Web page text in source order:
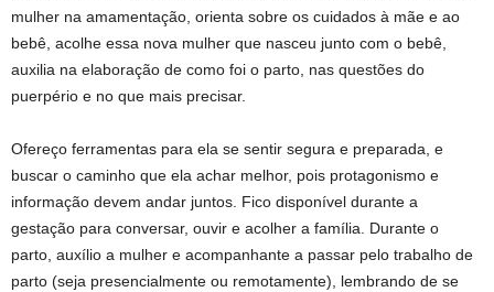
mulher na amamentação, orienta sobre os cuidados à mãe e ao
bebê, acolhe essa nova mulher que nasceu junto com o bebê,
auxilia na elaboração de como foi o parto, nas questões do
puerpério e no que mais precisar.
Ofereço ferramentas para ela se sentir segura e preparada, e
buscar o caminho que ela achar melhor, pois protagonismo e
informação devem andar juntos. Fico disponível durante a
gestação para conversar, ouvir e acolher a família. Durante o
parto, auxílio a mulher e acompanhante a passar pelo trabalho de
parto (seja presencialmente ou remotamente), lembrando de se